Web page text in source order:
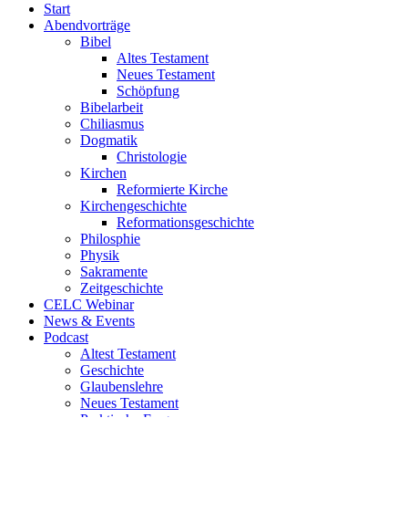
Start
Abendvorträge
Bibel
Altes Testament
Neues Testament
Schöpfung
Bibelarbeit
Chiliasmus
Dogmatik
Christologie
Kirchen
Reformierte Kirche
Kirchengeschichte
Reformationsgeschichte
Philosphie
Physik
Sakramente
Zeitgeschichte
CELC Webinar
News & Events
Podcast
Altest Testament
Geschichte
Glaubenslehre
Neues Testament
Praktische Fragen